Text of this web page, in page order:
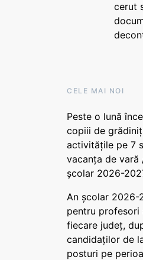
cerut
CELE MAI NOI
Peste o lună
copiii de
activitățile pe 7
vacanța de vară
școlar 2026-
An școlar 2026-
pentru
fiecare județ,
candidaților de
posturi pe